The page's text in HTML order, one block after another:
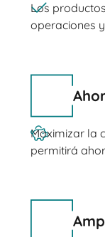
Los
operaciones
Maximizar la
permitirá